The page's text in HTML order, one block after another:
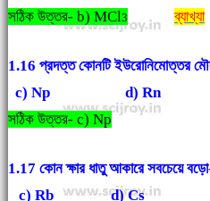
সঠিক উত্তর- b) MCl3 ব্যাখ্যা
1.16 প্রদত্ত কোনটি
c) Np d) Rn
সঠিক উত্তর- c) Np
1.17 কোন ক্ষার ধাতু আকারে
c) Rb d) Cs